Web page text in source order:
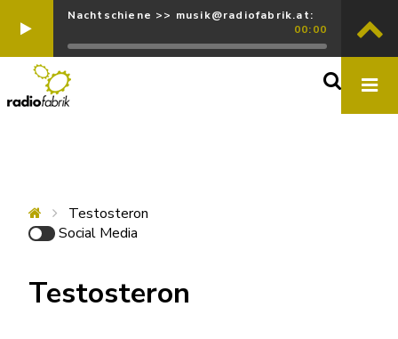
Nachtschiene >> musik@radiofabrik.at:
00:00
Testosteron
Social Media
Testosteron